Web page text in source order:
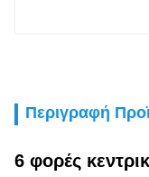
Περιγραφή
6 φορές